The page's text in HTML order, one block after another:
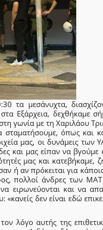
τα μεσάνυχτα,
Εξάρχεια, δεχθήκαμε
γωνία με τη Χαριλάου
όπως και
μας, οι δυνάμεις των
και μας είπαν να
μας και κατεβήκαμε,
ή αν πρόκειται για
πολλοί άνδρες των
ειρωνεύονται και να
δεν είναι εδώ
λόγο αυτής της